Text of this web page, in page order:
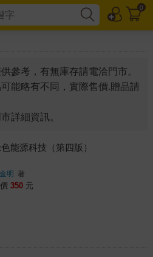
0
參考，有無庫存請電洽門市。
能略有不同，實際售價.贈品請
詳細資訊。
能源科技（第四版）
明 著
350 元